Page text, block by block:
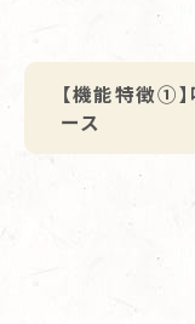
【機能特徴①
ース